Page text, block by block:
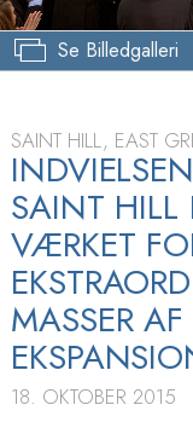
Se Billedgalleri
SAINT HILL, EAST
SAINT HILL
VÆRKET
MASSER
18. OKTOBER 2015